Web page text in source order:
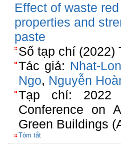
Effect of waste
properties and
paste
Số tạp chí (2022)
Tác giả: Nhat-
Ngo, Nguyễn
Tạp chí: 2022
Conference on
Green Buildings
Tóm tắt